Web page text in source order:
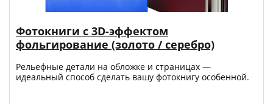
Фотокниги с 3D-эффектом
фольгирование (золото / серебро)
Рельефные детали на обложке и страницах —
идеальный способ сделать вашу фотокнигу особенной.